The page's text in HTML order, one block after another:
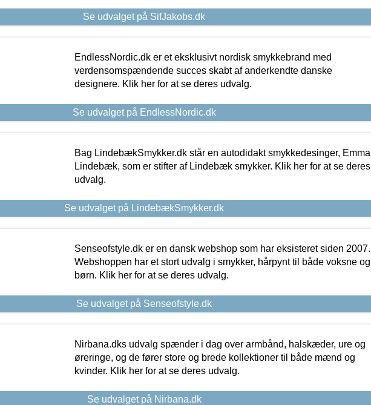
Se udvalget på SifJakobs.dk
EndlessNordic.dk er et eksklusivt nordisk smykkebrand med
verdensomspændende succes skabt af anderkendte danske
designere. Klik her for at se deres udvalg.
Se udvalget på EndlessNordic.dk
Bag LindebækSmykker.dk står en autodidakt smykkedesinger, Emma
Lindebæk, som er stifter af Lindebæk smykker. Klik her for at se deres
udvalg.
Se udvalget på LindebækSmykker.dk
Senseofstyle.dk er en dansk webshop som har eksisteret siden 2007.
Webshoppen har et stort udvalg i smykker, hårpynt til både voksne og
børn. Klik her for at se deres udvalg.
Se udvalget på Senseofstyle.dk
Nirbana.dks udvalg spænder i dag over armbånd, halskæder, ure og
øreringe, og de fører store og brede kollektioner til både mænd og
kvinder. Klik her for at se deres udvalg.
Se udvalget på Nirbana.dk